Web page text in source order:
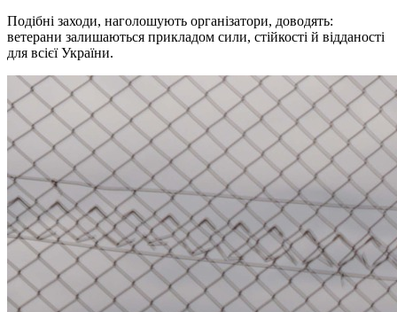
Подібні заходи, наголошують організатори, доводять:
ветерани залишаються прикладом сили, стійкості й відданості
для всієї України.